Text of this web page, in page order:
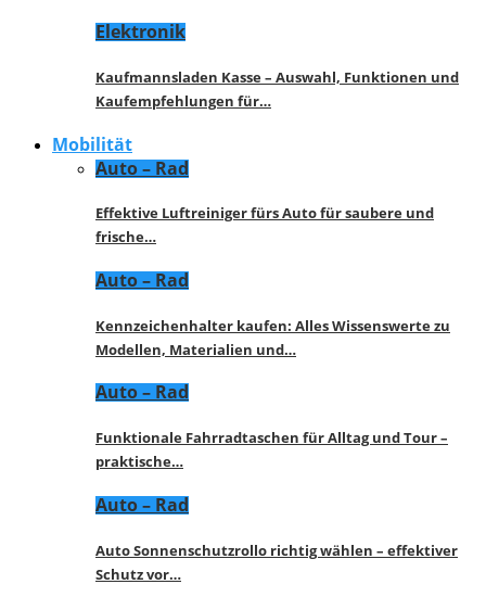
Elektronik
Kaufmannsladen Kasse – Auswahl, Funktionen und
Kaufempfehlungen für…
Mobilität
Auto – Rad
Effektive Luftreiniger fürs Auto für saubere und
frische…
Auto – Rad
Kennzeichenhalter kaufen: Alles Wissenswerte zu
Modellen, Materialien und…
Auto – Rad
Funktionale Fahrradtaschen für Alltag und Tour –
praktische…
Auto – Rad
Auto Sonnenschutzrollo richtig wählen – effektiver
Schutz vor…